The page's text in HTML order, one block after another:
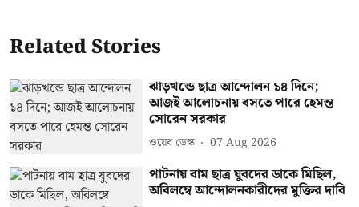
Related Stories
ঝাড়খন্ডে ছাত্র আন্দোলন ১৪ দিনে;
আজই আলোচনায় বসতে পারে হেমন্ত
সোরেন সরকার
ওয়েব ডেস্ক 07 Aug 2026
পাটনায় বাম ছাত্র যুবদের ডাকে মিছিল,
অবিলম্বে আন্দোলনকারীদের মুক্তির দাবি